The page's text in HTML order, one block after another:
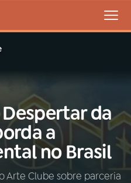
AO VIVO
da
a
no Brasil
Arte Clube sobre parceria